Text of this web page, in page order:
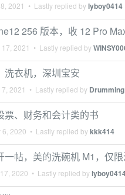
2021 • Lastly replied bylyboy0414
256 版本，收 12 Pro
17, 2021 • Lastly replied by
洗衣机，深圳宝安
2021 • Lastly replied by Drumming
票、财务和会计类的书
6, 2020 • Lastly replied bykkk414
帖，美的洗碗机 M1，仅
2020 • Lastly replied by